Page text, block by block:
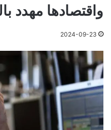
واقتصادها مهدد
2024-09-23